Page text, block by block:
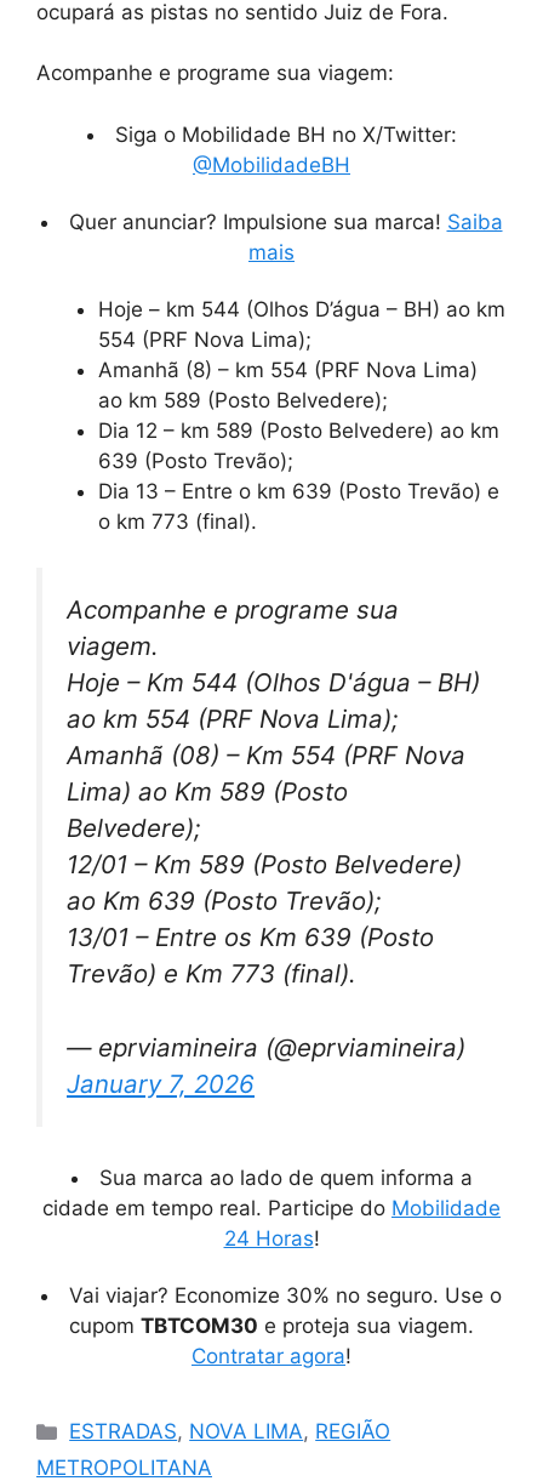
ocupará as pistas no sentido Juiz de Fora.
Acompanhe e programe sua viagem:
Siga o Mobilidade BH no X/Twitter:
@MobilidadeBH
Quer anunciar? Impulsione sua marca! Saiba
mais
Hoje – km 544 (Olhos D’água – BH) ao km
554 (PRF Nova Lima);
Amanhã (8) – km 554 (PRF Nova Lima)
ao km 589 (Posto Belvedere);
Dia 12 – km 589 (Posto Belvedere) ao km
639 (Posto Trevão);
Dia 13 – Entre o km 639 (Posto Trevão) e
o km 773 (final).
Acompanhe e programe sua
viagem.
Hoje – Km 544 (Olhos D'água – BH)
ao km 554 (PRF Nova Lima);
Amanhã (08) – Km 554 (PRF Nova
Lima) ao Km 589 (Posto
Belvedere);
12/01 – Km 589 (Posto Belvedere)
ao Km 639 (Posto Trevão);
13/01 – Entre os Km 639 (Posto
Trevão) e Km 773 (final).
— eprviamineira (@eprviamineira)
January 7, 2026
Sua marca ao lado de quem informa a
cidade em tempo real. Participe do Mobilidade
24 Horas!
Vai viajar? Economize 30% no seguro. Use o
cupom TBTCOM30 e proteja sua viagem.
Contratar agora!
Categorias
ESTRADAS, NOVA LIMA, REGIÃO
METROPOLITANA